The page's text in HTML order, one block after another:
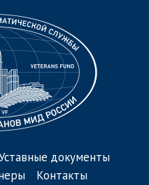
документы
Контакты